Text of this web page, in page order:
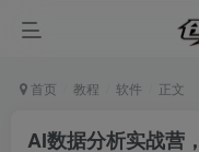
首页 教程 软件 正文
AI数据分析实战营